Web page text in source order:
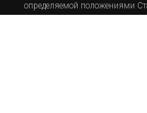
определяемой положениями